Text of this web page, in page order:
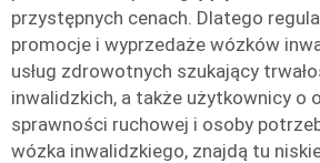
przystępnych cenach. Dlatego
promocje i wyprzedaże wózków
usług zdrowotnych szukający
inwalidzkich, a także użytkownicy o
sprawności ruchowej i osoby
wózka inwalidzkiego, znajdą tu